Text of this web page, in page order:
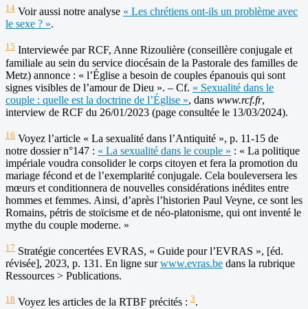
14 Voir aussi notre analyse « Les chrétiens ont-ils un problème avec
le sexe ? ».
15 Interviewée par RCF, Anne Rizoulière (conseillère conjugale et
familiale au sein du service diocésain de la Pastorale des familles de
Metz) annonce : « l’Église a besoin de couples épanouis qui sont
signes visibles de l’amour de Dieu ». – Cf. « Sexualité dans le
couple : quelle est la doctrine de l’Église », dans www.rcf.fr,
interview de RCF du 26/01/2023 (page consultée le 13/03/2024).
16 Voyez l’article « La sexualité dans l’Antiquité », p. 11-15 de
notre dossier n°147 : « La sexualité dans le couple » : « La politique
impériale voudra consolider le corps citoyen et fera la promotion du
mariage fécond et de l’exemplarité conjugale. Cela bouleversera les
mœurs et conditionnera de nouvelles considérations inédites entre
hommes et femmes. Ainsi, d’après l’historien Paul Veyne, ce sont les
Romains, pétris de stoïcisme et de néo-platonisme, qui ont inventé le
mythe du couple moderne. »
17 Stratégie concertées EVRAS, « Guide pour l’EVRAS », [éd.
révisée], 2023, p. 131. En ligne surwww.evras.be dans la rubrique
Ressources > Publications.
18 Voyez les articles de la RTBF précités : 3.